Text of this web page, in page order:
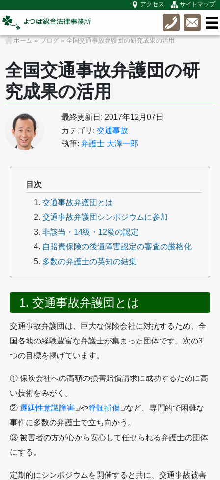
アクセス サイトマップ
ホーム » ブログ» 全国交通事故弁護団の研究成果の活用
全国交通事故弁護団の研
究成果の活用
最終更新日: 2017年12月07日
カテゴリ: 交通事故
執筆: 弁護士 大澤一郎
目次
交通事故弁護団とは
交通事故弁護団シンポジウムに参加
非該当・14級・12級の認定
自賠責保険の後遺障害認定の審査の厳格化
多数の弁護士の英知の結集
1. 交通事故弁護団とは
交通事故弁護団は、巨大な保険会社に対抗するため、全
国各地の経験豊富な弁護士が集まった団体です。次の3
つの目標を掲げています。
① 保険会社への高額の損害賠償請求に成功するために高
い技術をみがく。
② 遷延性意識障害 や脊髄損傷
など、専門的で困難な
事件に多数の弁護士で立ち向かう。
③ 被害者の方が心から安心して任せられる弁護士の団体
にする。
定期的にシンポジウムを開催すると共に、交通事故被害